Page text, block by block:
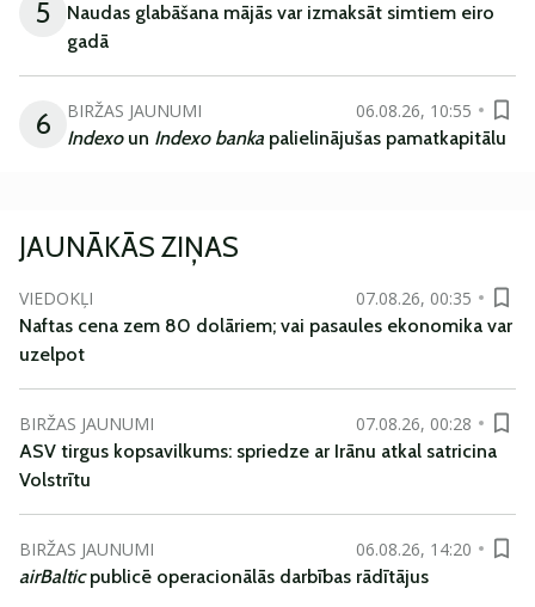
5
Naudas glabāšana mājās var izmaksāt simtiem eiro
gadā
6 BIRŽAS JAUNUMI
06.08.26, 10:55
Indexoun Indexo banka palielinājušas pamatkapitālu
JAUNĀKĀS ZIŅAS
VIEDOKĻI
07.08.26, 00:35
Naftas cena zem 80 dolāriem; vai pasaules ekonomika var
uzelpot
BIRŽAS JAUNUMI
07.08.26, 00:28
ASV tirgus kopsavilkums: spriedze ar Irānu atkal satricina
Volstrītu
BIRŽAS JAUNUMI
06.08.26, 14:20
airBalticpublicē operacionālās darbības rādītājus